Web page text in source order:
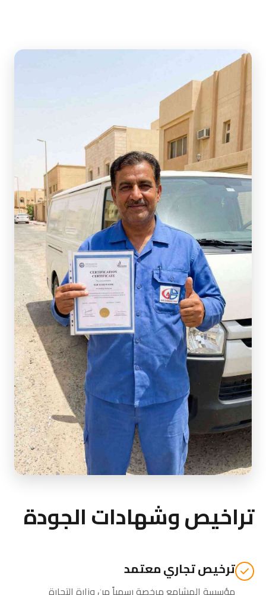
تراخيص وشهادات الجودة
ترخيص تجاري معتمد
مؤسسة المشامع مرخصة رسمياً منوزارة التجارة